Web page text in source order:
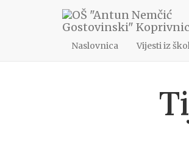
048/622-172
ang@os-angostovinski-
Naslovnica
Vijesti iz